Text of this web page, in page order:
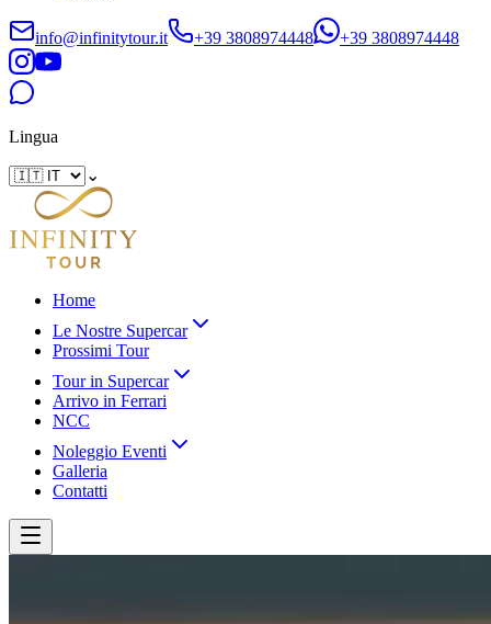
info@infinitytour.it +39 3808974448 +39 3808974448
Lingua
⌄
Home
Le Nostre Supercar
Prossimi Tour
Tour in Supercar
Arrivo in Ferrari
NCC
Noleggio Eventi
Galleria
Contatti